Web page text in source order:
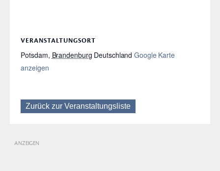
VERANSTALTUNGSORT
Potsdam, Brandenburg Deutschland Google Karte
anzeigen
Zurück zur Veranstaltungsliste
ANZEIGEN